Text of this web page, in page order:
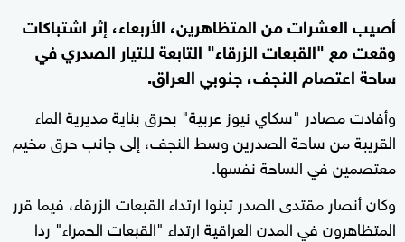
أصيب العشرات من المتظاهرين، الأربعاء، إثر اشتباكات
وقعت مع "القبعات الزرقاء" التابعة للتيار الصدري في
ساحة اعتصام النجف، جنوبي العراق.
وأفادت مصادر "سكاي نيوز عربية" بحرق بناية مديرية الماء
القريبة من ساحة الصدرين وسط النجف، إلى جانب حرق مخيم
معتصمين في الساحة نفسها.
وكان أنصار مقتدى الصدر تبنوا ارتداء القبعات الزرقاء، فيما قرر
المتظاهرون في المدن العراقية ارتداء "القبعات الحمراء" ردا